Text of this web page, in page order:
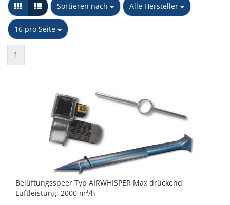
Sortieren nach
Sortieren nach Alle Hersteller
pro Seite
16 pro Seite
pro Seite
1
Belüftungsspeer Typ AIRWHISPER Max drückend
Luftleistung: 2000 m³/h